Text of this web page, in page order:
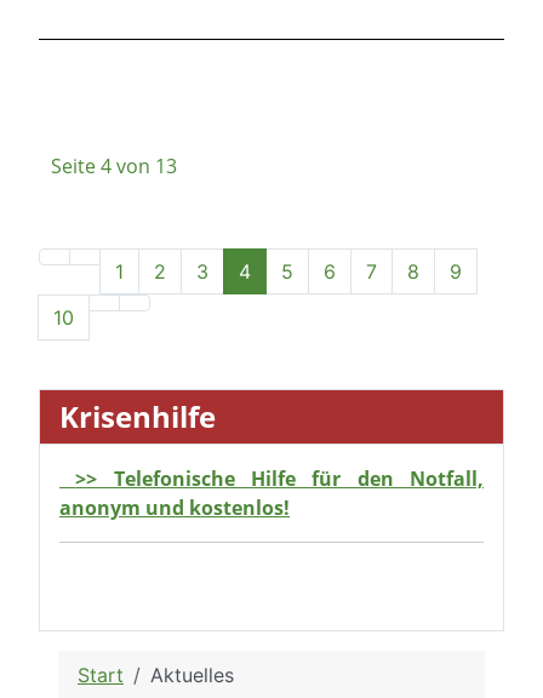
Seite 4 von 13
1 2 3 4 5 6 7 8
9
10
Krisenhilfe
>> Telefonische Hilfe für den Notfall,
anonym und kostenlos!
Start Aktuelles